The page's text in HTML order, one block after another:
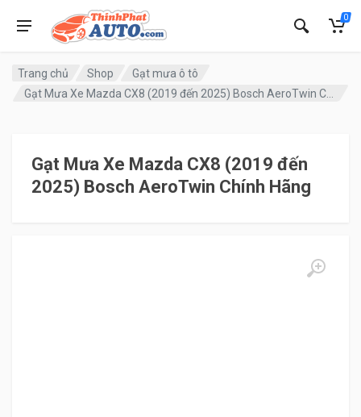
0
Trang chủ Shop
Gạt mưa ô tô
Gạt Mưa Xe Mazda CX8 (2019 đến
2025) Bosch AeroTwin Chính Hãng